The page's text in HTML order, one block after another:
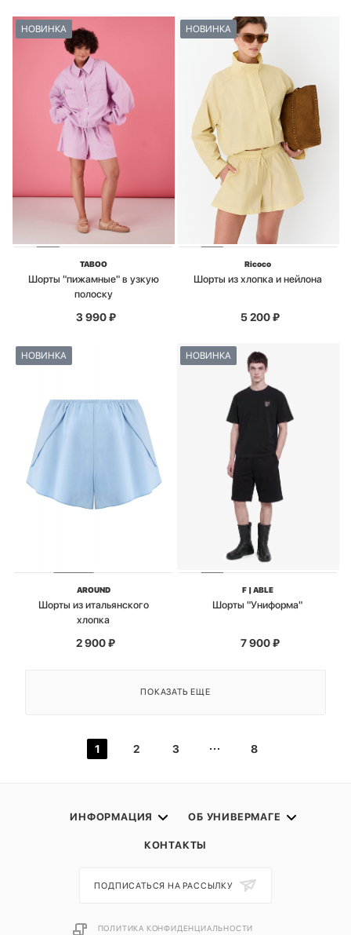
НОВИНКА
TABOO
Шорты "пижамные" в узкую
полоску
3 990₽
НОВИНКА
Ricoco
Шорты из хлопка и нейлона
5 200₽
НОВИНКА
AROUND
Шорты из итальянского
хлопка
2 900₽
НОВИНКА
F | ABLE
Шорты "Униформа"
7 900₽
ПОКАЗАТЬ ЕЩЕ
1 2 3 8
ИНФОРМАЦИЯ ОБ УНИВЕРМАГЕ
КОНТАКТЫ
ПОДПИСАТЬСЯ НА РАССЫЛКУ
ПОЛИТИКА КОНФИДЕНЦИАЛЬНОСТИ